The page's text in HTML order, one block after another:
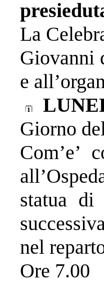
La
Giovanni
e
Giorno
Com’e’
statua di
nel
Ore 7.00